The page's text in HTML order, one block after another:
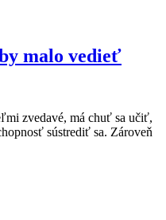
malo vedieť
zvedavé, má chuť sa učiť,
sústrediť sa. Zároveň